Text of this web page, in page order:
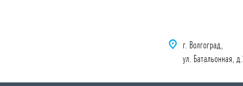
г. Волгоград,
ул. Батальонная,